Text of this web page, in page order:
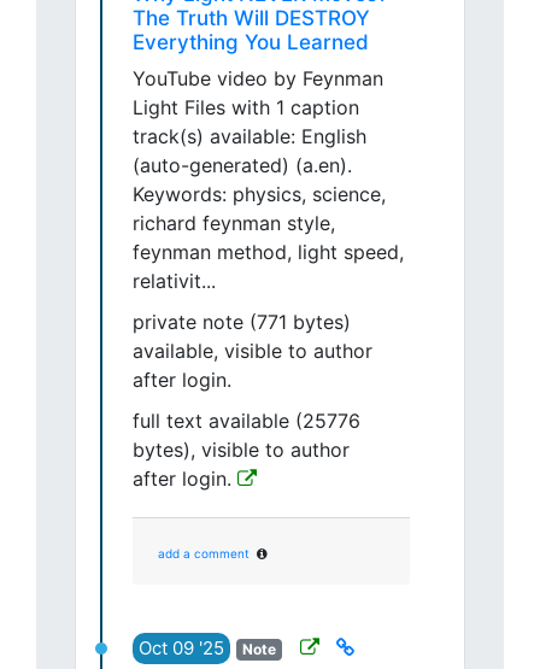
The Truth Will DESTROY
Everything You Learned
YouTube video by Feynman
Light Files with 1 caption
track(s) available: English
(auto-generated) (a.en).
Keywords: physics, science,
richard feynman style,
feynman method, light speed,
relativit...
private note (771 bytes)
available, visible to author
after login.
full text available (25776
bytes), visible to author
after login.
add a comment
Oct 09 '25 Note